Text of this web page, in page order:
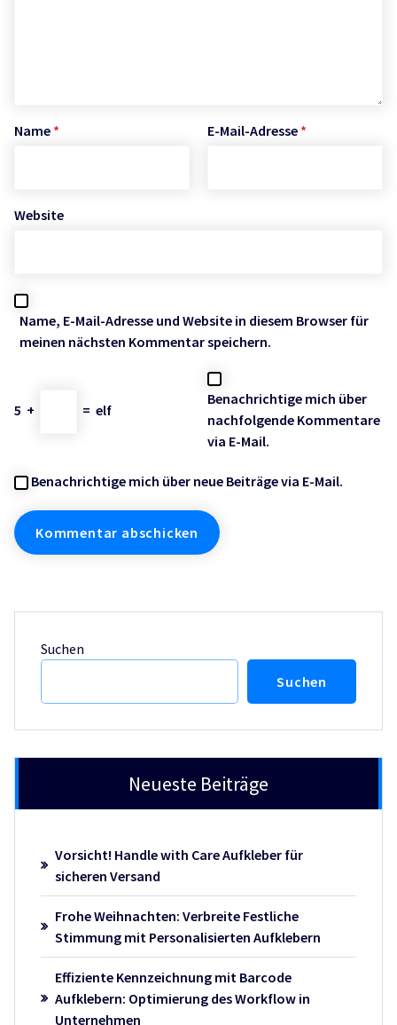
Name * E-Mail-Adresse *
Website
Name, E-Mail-Adresse und Website in diesem Browser für
meinen nächsten Kommentar speichern.
5 + = elf
Benachrichtige mich über
nachfolgende Kommentare
via E-Mail.
Benachrichtige mich über neue Beiträge via E-Mail.
Suchen
Suchen
Neueste Beiträge
Vorsicht! Handle with Care Aufkleber für
sicheren Versand
Frohe Weihnachten: Verbreite Festliche
Stimmung mit Personalisierten Aufklebern
Effiziente Kennzeichnung mit Barcode
Aufklebern: Optimierung des Workflow in
Unternehmen